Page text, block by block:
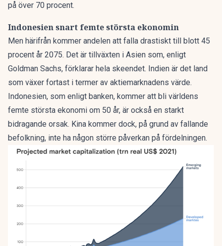
på över 70 procent.
Indonesien snart femte största ekonomin
Men härifrån kommer andelen att falla drastiskt till blott 45
procent år 2075. Det är tillväxten i Asien som, enligt
Goldman Sachs, förklarar hela skeendet. Indien är det land
som växer fortast i termer av aktiemarknadens värde.
Indonesien, som enligt banken, kommer att bli världens
femte största ekonomi om 50 år, är också en starkt
bidragande orsak. Kina kommer dock, på grund av fallande
befolkning, inte ha någon större påverkan på fördelningen.